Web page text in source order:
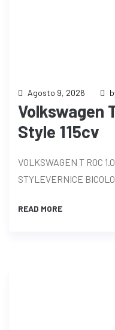
Agosto 9, 2026
Volkswagen
Style 115cv
VOLKSWAGEN T ROC
STYLEVERNICE
READ MORE